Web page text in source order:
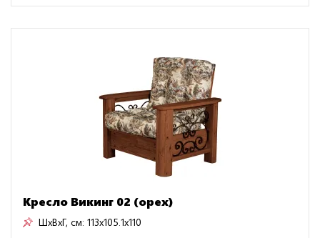
Кресло Викинг 02 (орех)
ШxВxГ, см: 113x105.1x110